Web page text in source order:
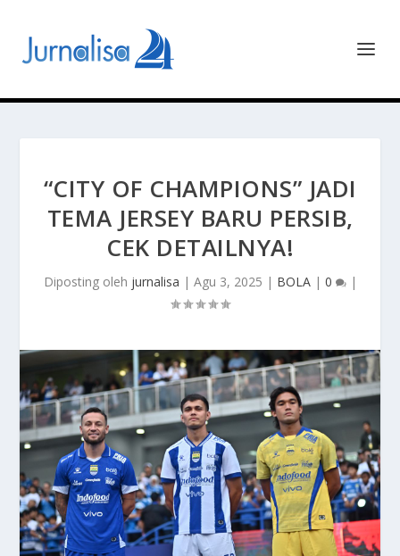
“CITY OF CHAMPIONS” JADI
TEMA JERSEY BARU PERSIB,
CEK DETAILNYA!
Diposting oleh jurnalisa | Agu 3, 2025 | BOLA| 0 |